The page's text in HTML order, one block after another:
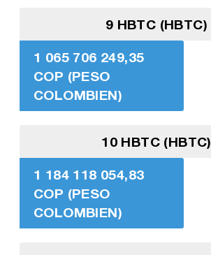
9 HBTC (HBTC)
1 065 706 249,35
COP (PESO
COLOMBIEN)
10 HBTC (HBTC)
1 184 118 054,83
COP (PESO
COLOMBIEN)